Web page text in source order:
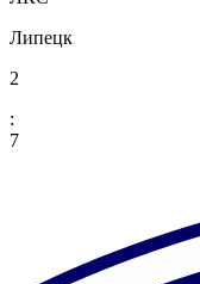
Липецк
2
:
7